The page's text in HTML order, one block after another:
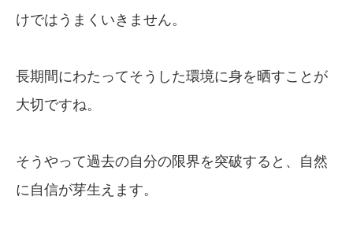
けではうまくいきません。
長期間にわたってそうした環境に身を晒すことが
大切ですね。
そうやって過去の自分の限界を突破すると、自然
に自信が芽生えます。